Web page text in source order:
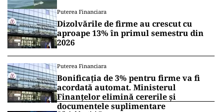
Vrei să fii mereu la curent cu toate știrile? Urmărește
Puterea.ro și pe canalul de WhatsApp
ACTUALITATE
Operațiunea de pe Dunăre întârzie.
Scufundarea barjelor amânată pentru
joi. Reactorul 2 depinde de succesul
intervenției
ACTUALITATE